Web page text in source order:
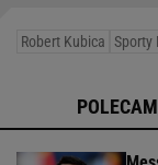
Robert Kubica Sporty